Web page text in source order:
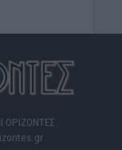
ΟΡΙΖΟΝΤΕΣ